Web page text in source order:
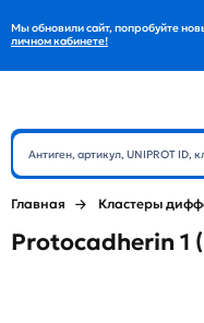
Мы обновили сайт, попробуйте
личном кабинете!
Главная Кластеры
Protocadherin 1